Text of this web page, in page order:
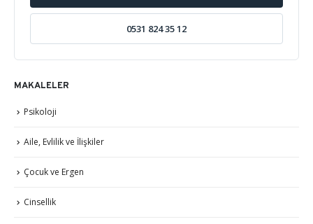
0531 824 35 12
MAKALELER
Psikoloji
Aile, Evlilik ve İlişkiler
Çocuk ve Ergen
Cinsellik